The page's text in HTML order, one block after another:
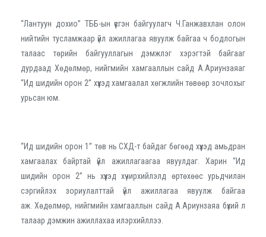
“Лантуун дохио” ТББ-ын үүсгэн байгуулагч Ч.Ганжавхлан олон
нийтийн тусламжаар үйл ажиллагаа явуулж байгаа ч бодлогын
талаас төрийн байгууллагын дэмжлэг хэрэгтэй байгааг
дурдаад Хөдөлмөр, нийгмийн хамгааллын сайд А.Ариунзаяаг
“Ид шидийн орон 2” хүүхэд хамгаалал хөгжлийн төвөөр зочлохыг
урьсан юм.
“Ид шидийн орон 1” төв нь СХД-т байдаг бөгөөд хүүхэд амьдран
хамгаалах байртай үйл ажиллагаагаа явуулдаг. Харин “Ид
шидийн орон 2” нь хүүхэд хүчирхийлэлд өртөхөөс урьдчилан
сэргийлэх зориулалттай үйл ажиллагаа явуулж байгаа
аж. Хөдөлмөр, нийгмийн хамгааллын сайд А.Ариунзаяа бүхий л
талаар дэмжин ажиллахаа илэрхийллээ.